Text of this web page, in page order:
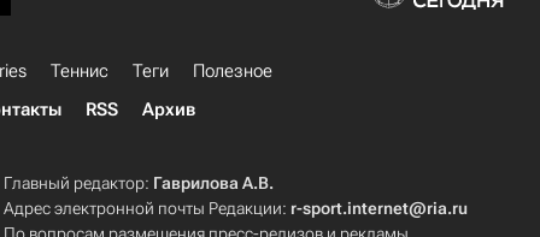
Теннис Теги
Полезное
RSS Архив
Главный редактор: Гаврилова А.В.
Адрес электронной почты Редакции: r-sport.internet@ria.ru